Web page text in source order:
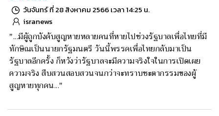
วันจันทร์ ที่ 28 สิงหาคม 2566 เวลา 14:25 น.
isranews
"...มีผู้ถูกบังคับสูญหายหลายคนที่หายไปช่วงรัฐบาลเพื่อไทยที่มี
ทักษิณเป็นนายกรัฐมนตรี วันนี้พรรคเพื่อไทยกลับมาเป็น
รัฐบาลอีกครั้ง ก็หวังว่ารัฐบาลจะมีความจริงใจในการเปิดเผย
ความจริง สืบสวนสอบสวนจนกว่าจะทราบชะตากรรมของผู้
สูญหายทุกคน..."